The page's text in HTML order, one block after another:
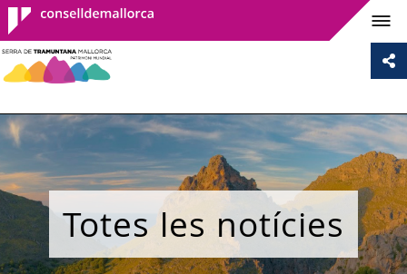
Consell de
Mallorca
Totes les notícies